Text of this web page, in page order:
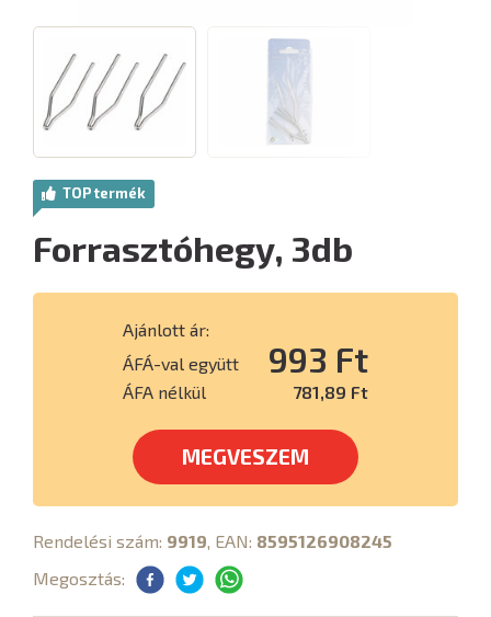
TOP termék
Forrasztóhegy, 3db
Ajánlott ár:
ÁFÁ-val együtt
993 Ft
ÁFA nélkül 781,89 Ft
MEGVESZEM
Rendelési szám: 9919 , EAN: 8595126908245
Megosztás: